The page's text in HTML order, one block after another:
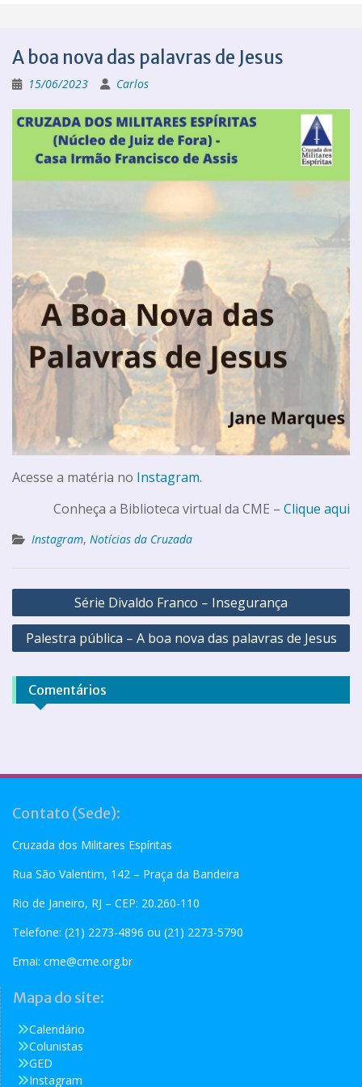
A boa nova das palavras de Jesus
15/06/2023 Carlos
Acesse a matéria no Instagram.
Conheça a Biblioteca virtual da CME – Clique aqui
Instagram, Notícias da Cruzada
Série Divaldo Franco – Insegurança
Palestra pública – A boa nova das palavras de Jesus
Comentários
Contato (Sede):
Cruzada dos Militares Espíritas
Rua São Valentim, 142 – Praça da Bandeira
Rio de Janeiro, RJ – CEP: 20.260-110
Telefone: (21) 2273-4896 ou (21) 2273-5790
Emai: cme@cme.org.br
Mapa do site:
Calendário
Colunistas
GED
Instagram